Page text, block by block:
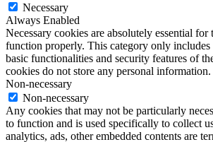
Necessary
Always Enabled
Necessary cookies are absolutely essential for
function properly. This category only includes
basic functionalities and security features of
cookies do not store any personal information.
Non-necessary
Non-necessary
Any cookies that may not be particularly
to function and is used specifically to collect
analytics, ads, other embedded contents are